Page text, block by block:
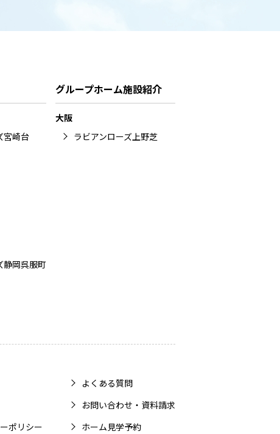
宮崎台
静岡呉服町
グループホーム施設紹介
大阪
ラビアンローズ上野芝
ポリシー
よくある質問
お問い合わせ・資料請求
ホーム見学予約